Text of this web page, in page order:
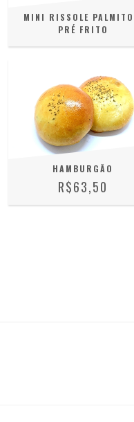
MINI RISSOLE
PRÉ FRITO
HAMBURGÃO
R$63,50